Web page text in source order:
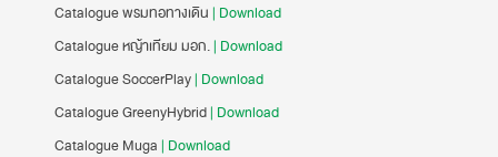
Catalogue พรมทอทางเดิน | Download
Catalogue หญ้าเทียม มอก.| Download
Catalogue SoccerPlay| Download
Catalogue GreenyHybrid| Download
Catalogue Muga | Download